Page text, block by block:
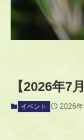
【2026年7
イベント 2026